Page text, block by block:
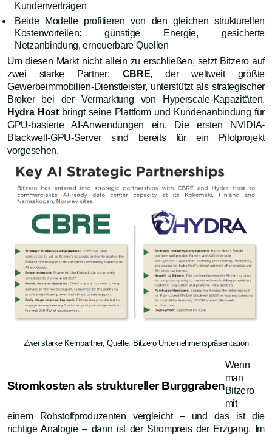
Kundenverträgen
Beide Modelle profitieren von den gleichen strukturellen
Kostenvorteilen: günstige Energie, gesicherte
Netzanbindung, erneuerbare Quellen
Um diesen Markt nicht allein zu erschließen, setzt Bitzero auf
zwei starke Partner: CBRE, der weltweit größte
Gewerbeimmobilien-Dienstleister, unterstützt als strategischer
Broker bei der Vermarktung von Hyperscale-Kapazitäten.
Hydra Hostbringt seine Plattform und Kundenanbindung für
GPU-basierte AI-Anwendungen ein. Die ersten NVIDIA-
Blackwell-GPU-Server sind bereits für ein Pilotprojekt
vorgesehen.
Zwei starke Kernpartner, Quelle: Bitzero Unternehmenspräsentation
Stromkosten als struktureller Burggraben
Wenn
man
Bitzero
mit
einem Rohstoffproduzenten vergleicht – und das ist die
richtige Analogie – dann ist der Strompreis der Erzgang. Im